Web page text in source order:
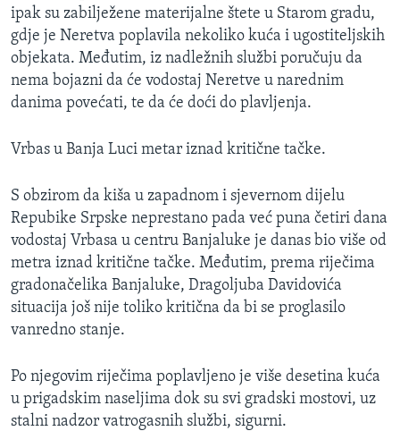
ipak su zabilježene materijalne štete u Starom gradu,
gdje je Neretva poplavila nekoliko kuća i ugostiteljskih
objekata. Međutim, iz nadležnih službi poručuju da
nema bojazni da će vodostaj Neretve u narednim
danima povećati, te da će doći do plavljenja.
Vrbas u Banja Luci metar iznad kritične tačke.
S obzirom da kiša u zapadnom i sjevernom dijelu
Repubike Srpske neprestano pada već puna četiri dana
vodostaj Vrbasa u centru Banjaluke je danas bio više od
metra iznad kritične tačke. Međutim, prema riječima
gradonačelika Banjaluke, Dragoljuba Davidovića
situacija još nije toliko kritična da bi se proglasilo
vanredno stanje.
Po njegovim riječima poplavljeno je više desetina kuća
u prigadskim naseljima dok su svi gradski mostovi, uz
stalni nadzor vatrogasnih službi, sigurni.